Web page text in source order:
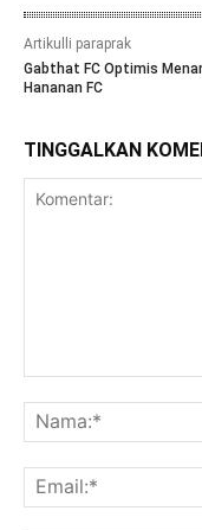
Artikulli paraprak
Gabthat FC Optimis
Hananan FC
TINGGALKAN